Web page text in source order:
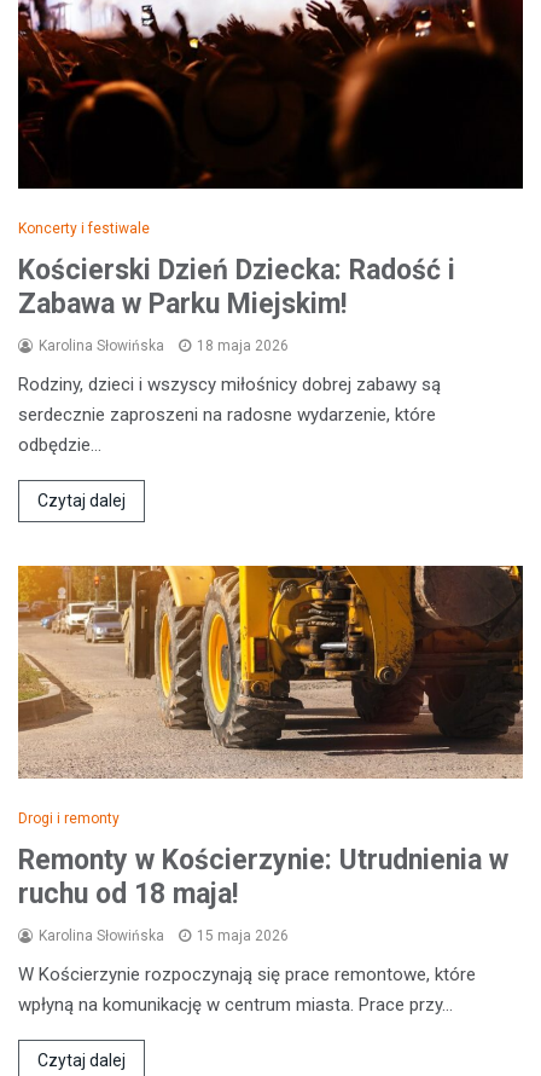
Koncerty i festiwale
Kościerski Dzień Dziecka: Radość i
Zabawa w Parku Miejskim!
Karolina Słowińska 18 maja 2026
Rodziny, dzieci i wszyscy miłośnicy dobrej zabawy są
serdecznie zaproszeni na radosne wydarzenie, które
odbędzie…
Czytaj dalej
Drogi i remonty
Remonty w Kościerzynie: Utrudnienia w
ruchu od 18 maja!
Karolina Słowińska 15 maja 2026
W Kościerzynie rozpoczynają się prace remontowe, które
wpłyną na komunikację w centrum miasta. Prace przy…
Czytaj dalej